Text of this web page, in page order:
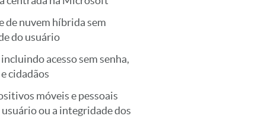
de nuvem híbrida sem
do usuário
acesso sem senha,
cidadãos
móveis e pessoais
ou a integridade dos